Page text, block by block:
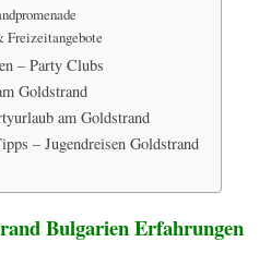
– Party Clubs
Goldstrand
am Goldstrand
– Jugendreisen Goldstrand
Bulgarien Erfahrungen